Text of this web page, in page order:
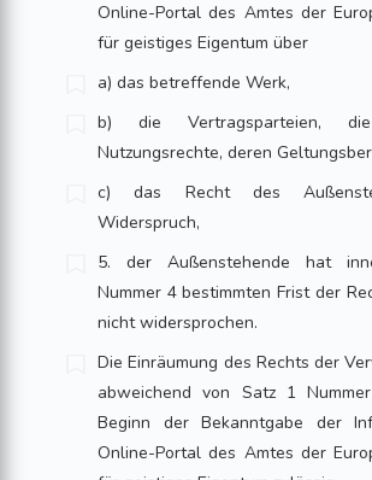
Online-Portal des Amtes der
für geistiges Eigentum über
a) das betreffende Werk,
b) die Vertragsparteien,
Nutzungsrechte, deren
c) das Recht des
Widerspruch,
5. der Außenstehende hat
Nummer 4 bestimmten Frist der
nicht widersprochen.
Die Einräumung des Rechts der
abweichend von Satz 1
Beginn der Bekanntgabe der
Online-Portal des Amtes der